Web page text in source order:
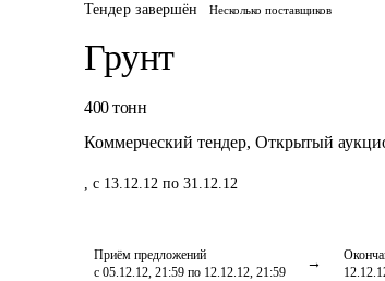
Тендер завершён Несколько поставщиков
Грунт
400 тонн
Коммерческий тендер, Открытый
, с 13.12.12 по 31.12.12
Приём предложений
с 05.12.12, 21:59 по 12.12.12, 21:59